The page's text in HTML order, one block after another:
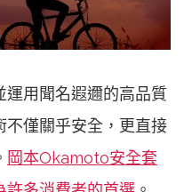
用聞名遐邇的高品質
不僅關乎安全，更直接
岡本Okamoto安全套